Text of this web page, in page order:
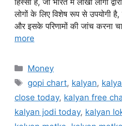
हिस्सा है, जो भारत में लाखों लोगों
लोगों के लिए विशेष रूप से उपयोगी
और इसके परिणामों की जांच करना
more
Categories
Money
Tags
gopi chart, kalyan,
close today, kalyan free
kalyan jodi today, kalyan